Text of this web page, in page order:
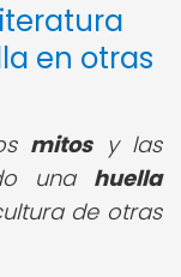
en otras
mitosy las
una huella
de otras